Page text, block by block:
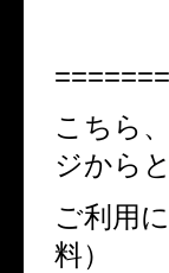
こちら
ジから
ご利用
料）